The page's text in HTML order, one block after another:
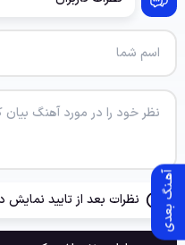
آهـنگ بعدی نظرات بعد از تایید نمایش